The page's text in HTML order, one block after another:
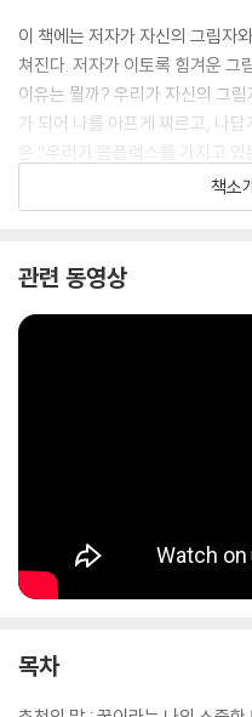
이 책에는 저자가 자신의 그림자
쳐진다. 저자가 이토록 힘겨운 그
이유는 뭘까? 우리가 자신의 그
가 되어 나를 아프게 찌르고, 나
은 “우리가 콤플렉스를 가지고
고 있는 것”이라고 설명했다. 저
노하고 절망하지만, 끝까지 꿈의
도와주는지, 그리고 근본적인 콤
책소
관련 동영상
목차